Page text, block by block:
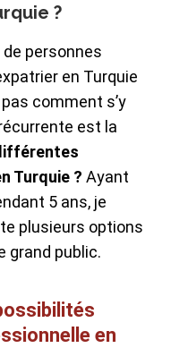
?
de personnes
en Turquie
comment s’y
est la
Turquie ? Ayant
5 ans, je
plusieurs options
grand public.
en